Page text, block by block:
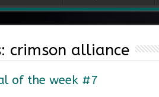
crimson alliance
of the week #7